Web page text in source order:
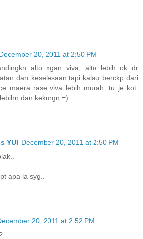
December 20, 2011 at 2:50 PM
alto ngan viva, alto lebih ok dr
dan keselesaan.tapi kalau berckp dari
maera rase viva lebih murah. tu je kot.
dan kekurgn =)
YUI December 20, 2011 at 2:50 PM
apa la syg..
20, 2011 at 2:52 PM